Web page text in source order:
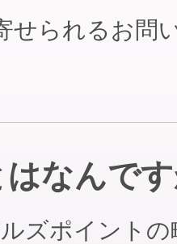
せられるお問
なんで
ズポイント